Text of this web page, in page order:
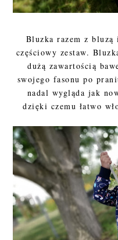
Bluzka razem z
częściowy zestaw.
dużą zawartością
swojego fasonu po
nadal wygląda jak
dzięki czemu łatwo